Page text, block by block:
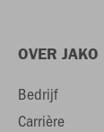
OVER JAKO
Bedrijf
Carrière